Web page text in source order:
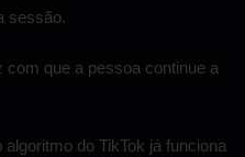
sessão.
que a pessoa continue a
do TikTok já funciona